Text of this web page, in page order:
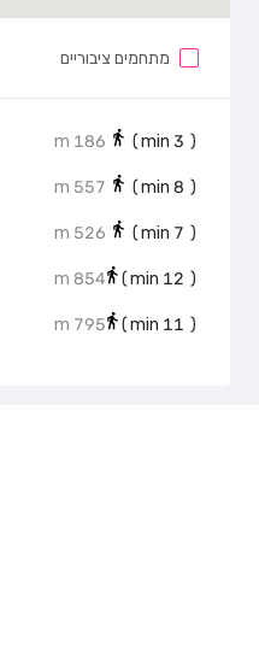
מתחמים ציבוריים
(
3
186 m
(
8
557 m
(
7
526 m
(
12
854 m
(
11
795 m